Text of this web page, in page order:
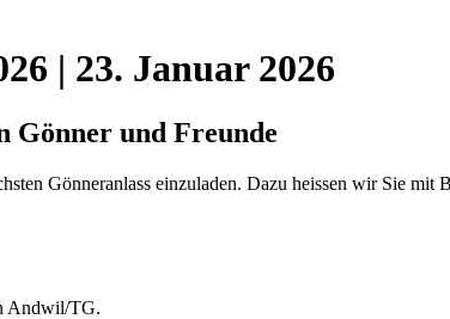
| 23. Januar 2026
Gönner und Freunde
Gönneranlass einzuladen. Dazu heissen wir Sie
Andwil/TG.